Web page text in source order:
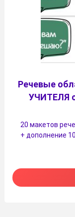
Речевые
УЧИТЕЛЯ
20 макетов
+ дополнение